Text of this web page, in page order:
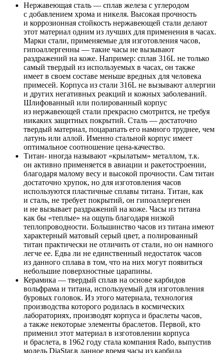
Нержавеющая сталь — сплав железа с углеродом
с добавлением хрома и никеля. Высокая прочность
и коррозионная стойкость нержавеющей стали делают
этот материал одним из лучших для применения в часах.
Марки стали, применяемые для изготовления часов,
гипоаллергенны — такие часы не вызывают
раздражений на коже. Например: сплав 316L не только
самый твердый из используемых в часах, он также
имеет в своем составе меньше вредных для человека
примесей. Корпуса из стали 316L не вызывают аллергии
и других негативных реакций и кожных заболеваний.
Шлифованный или полированный корпус
из нержавеющей стали прекрасно смотрится, не требуя
никаких защитных покрытий. Сталь — достаточно
твердый материал, поцарапать его намного труднее, чем
латунь или аллой. Именно стальной корпус имеет
оптимальное соотношение цена-качество.
Титан- иногда называют «крылатым» металлом, т.к.
он активно применяется в авиации и ракетостроении,
благодаря малому весу и высокой прочности. Сам титан
достаточно хрупок, но для изготовления часов
используются пластичные сплавы титана. Титан, как
и сталь, не требует покрытий, он гипоаллергенен
и не вызывает раздражений на коже. Часы из титана
как бы «теплые» на ощупь благодаря низкой
теплопроводности. Большинство часов из титана имеют
характерный матовый серый цвет, а полированный
титан практически не отличить от стали, но он намного
легче ее. Едва ли не единственный недостаток часов
из данного сплава в том, что на них могут появиться
небольшие поверхностные царапины.
Керамика — твердый сплав на основе карбидов
вольфрама и титана, используемый для изготовления
буровых головок. Из этого материала, технология
производства которого родилась в космических
лабораториях, производят корпуса и браслеты часов,
а также некоторые элементы браслетов. Первой, кто
применил этот материал в изготовлении корпуса
и браслета, в 1962 году стала компания Rado, выпустив
модель DiaStar,в данное время часы из карбида